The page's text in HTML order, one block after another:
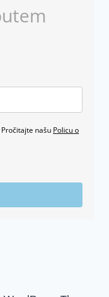
našu Policu o